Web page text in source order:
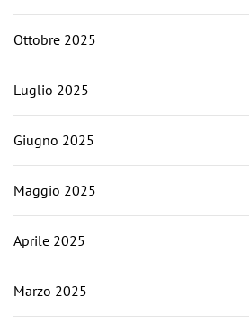
Ottobre 2025
Luglio 2025
Giugno 2025
Maggio 2025
Aprile 2025
Marzo 2025